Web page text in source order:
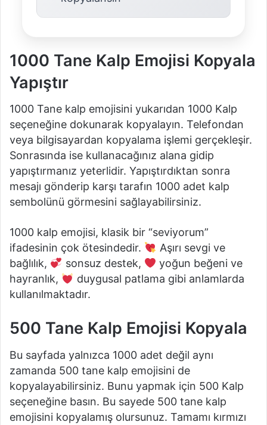
1000 Tane Kalp Emojisi Kopyala
Yapıştır
1000 Tane kalp emojisini yukarıdan 1000 Kalp
seçeneğine dokunarak kopyalayın. Telefondan
veya bilgisayardan kopyalama işlemi gerçekleşir.
Sonrasında ise kullanacağınız alana gidip
yapıştırmanız yeterlidir. Yapıştırdıktan sonra
mesajı gönderip karşı tarafın 1000 adet kalp
sembolünü görmesini sağlayabilirsiniz.
1000 kalp emojisi, klasik bir “seviyorum”
ifadesinin çok ötesindedir.
Aşırı sevgi ve
bağlılık,
sonsuz destek,
yoğun beğeni ve
hayranlık,
duygusal patlama gibi anlamlarda
kullanılmaktadır.
500 Tane Kalp Emojisi Kopyala
Bu sayfada yalnızca 1000 adet değil aynı
zamanda 500 tane kalp emojisini de
kopyalayabilirsiniz. Bunu yapmak için 500 Kalp
seçeneğine basın. Bu sayede 500 tane kalp
emojisini kopyalamış olursunuz. Tamamı kırmızı